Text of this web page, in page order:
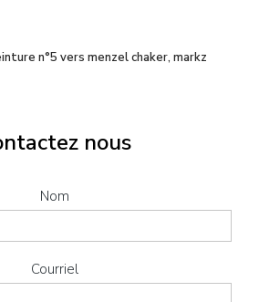
n°5 vers menzel chaker, markz
nous
Nom
Courriel